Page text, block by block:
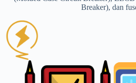
Breaker), dan